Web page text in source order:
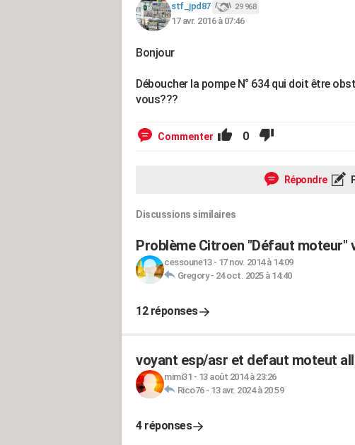
stf_jpd87 29 968
17 avr. 2016 à 07:46
Bonjour
Déboucher la pompe N° 634 qui doit être
vous???
Commenter 0
Répondre
Discussions similaires
Problème Citroen "Défaut moteur"
cessoune13- 17 nov. 2014 à 14:09
Gregory- 24 oct. 2025 à 14:40
12 réponses
voyant esp/asr et defaut moteut
mimi31 - 13 août 2014 à 23:26
Rico76- 13 avr. 2024 à 20:59
4 réponses